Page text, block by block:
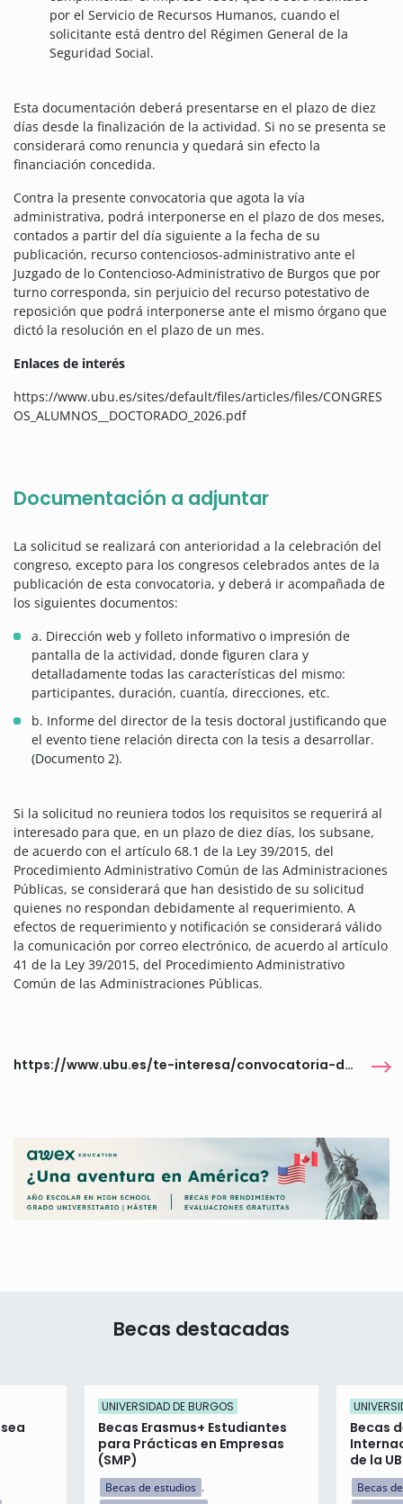
por el Servicio de Recursos Humanos, cuando el
solicitante está dentro del Régimen General de la
Seguridad Social.
Esta documentación deberá presentarse en el plazo de diez
días desde la finalización de la actividad. Si no se presenta se
considerará como renuncia y quedará sin efecto la
financiación concedida.
Contra la presente convocatoria que agota la vía
administrativa, podrá interponerse en el plazo de dos meses,
contados a partir del día siguiente a la fecha de su
publicación, recurso contenciosos-administrativo ante el
Juzgado de lo Contencioso-Administrativo de Burgos que por
turno corresponda, sin perjuicio del recurso potestativo de
reposición que podrá interponerse ante el mismo órgano que
dictó la resolución en el plazo de un mes.
Enlaces de interés
https://www.ubu.es/sites/default/files/articles/files/CONGRES
OS_ALUMNOS__DOCTORADO_2026.pdf
Documentación a adjuntar
La solicitud se realizará con anterioridad a la celebración del
congreso, excepto para los congresos celebrados antes de la
publicación de esta convocatoria, y deberá ir acompañada de
los siguientes documentos:
a. Dirección web y folleto informativo o impresión de
pantalla de la actividad, donde figuren clara y
detalladamente todas las características del mismo:
participantes, duración, cuantía, direcciones, etc.
b. Informe del director de la tesis doctoral justificando que
el evento tiene relación directa con la tesis a desarrollar.
(Documento 2).
Si la solicitud no reuniera todos los requisitos se requerirá al
interesado para que, en un plazo de diez días, los subsane,
de acuerdo con el artículo 68.1 de la Ley 39/2015, del
Procedimiento Administrativo Común de las Administraciones
Públicas, se considerará que han desistido de su solicitud
quienes no respondan debidamente al requerimiento. A
efectos de requerimiento y notificación se considerará válido
la comunicación por correo electrónico, de acuerdo al artículo
41 de la Ley 39/2015, del Procedimiento Administrativo
Común de las Administraciones Públicas.
https://www.ubu.es/te-interesa/convocatoria-de-ayudas-para-la-participacion-en-congresos-y-otras-reuniones-cientificas-para-el-desarrollo-de-tesis-doctorales-2026
Becas destacadas
UNIVERSIDAD DE BURGOS
Becas Erasmus+ Estudiantes
para Prácticas en Empresas
(SMP)
Becas de estudios
Becas
de la
Becas